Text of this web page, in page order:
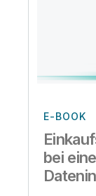
E-BOOK
bei